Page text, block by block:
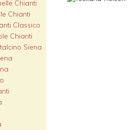
Chianti
Chianti
Classico
Chianti
Siena